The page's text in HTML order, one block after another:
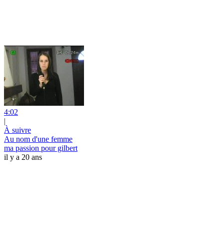
4:02
|
À suivre
Au nom d'une femme
ma passion pour gilbert
il y a 20 ans